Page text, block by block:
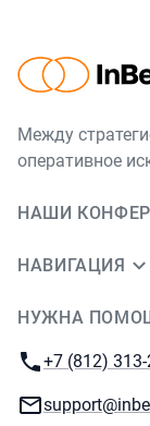
Между
оперативное
НАШИ
НАВИГАЦИЯ
НУЖНА
Телефон:
+7 (812) 313-
E-mail: